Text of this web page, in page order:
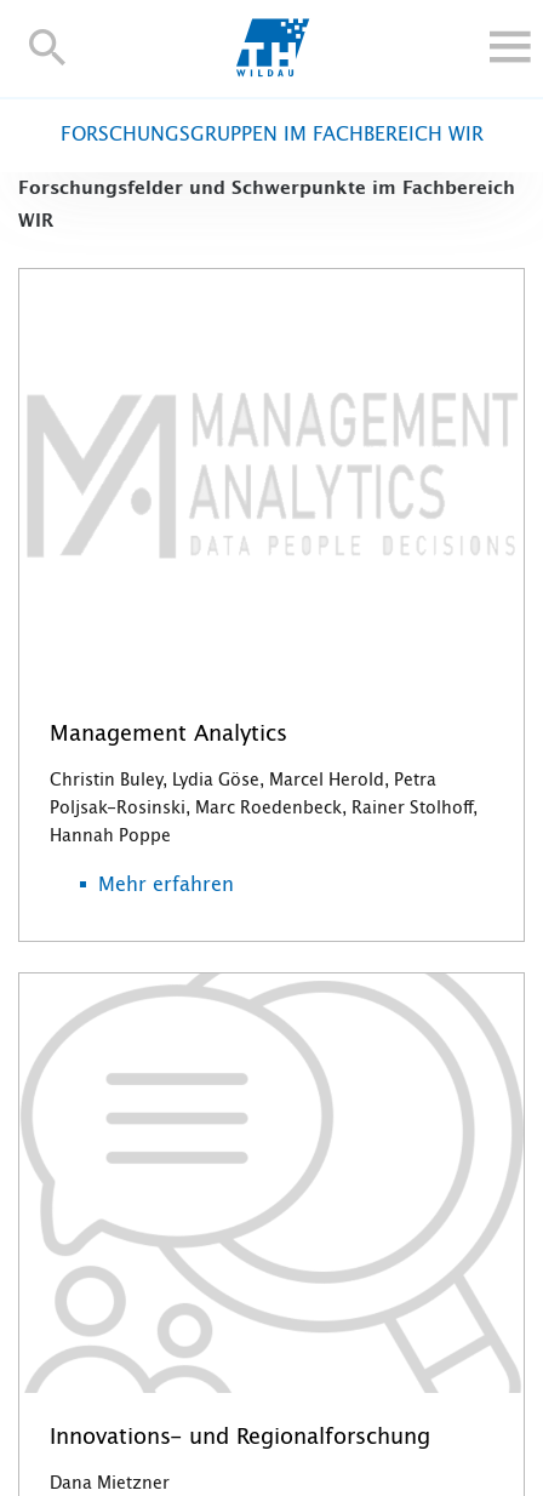
TH-
FORSCHUNG UND TRANSFER
Blogs Kontakt und Anfahrt Webmail Moodle
TH Online-Portal Personensuche English
FORSCHUNGSGRUPPEN IM FACHBEREICH WIR
Forschungsfelder und Schwerpunkte im Fachbereich
WIR
Management Analytics
Christin Buley, Lydia Göse, Marcel Herold, Petra
Poljsak-Rosinski, Marc Roedenbeck, Rainer Stolhoff,
Hannah Poppe
Mehr erfahren
Innovations- und Regionalforschung
Dana Mietzner